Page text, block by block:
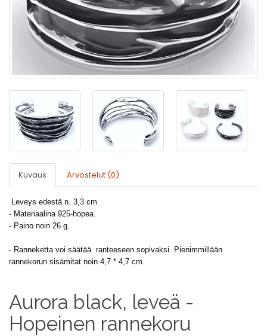
Kuvaus Arvostelut (0)
Leveys edestä n. 3,3 cm
- Materiaalina 925-hopea.
- Paino noin 26 g.
- Ranneketta voi säätää ranteeseen sopivaksi. Pienimmillään
rannekorun sisämitat noin 4,7 * 4,7 cm.
Aurora black, leveä -
Hopeinen rannekoru